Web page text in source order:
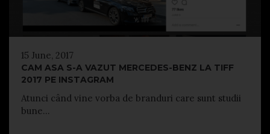
15 June, 2017
CAM ASA S-A VAZUT MERCEDES-BENZ LA TIFF
2017 PE INSTAGRAM
Atunci când vine vorba de branduri care sunt studii
bune...